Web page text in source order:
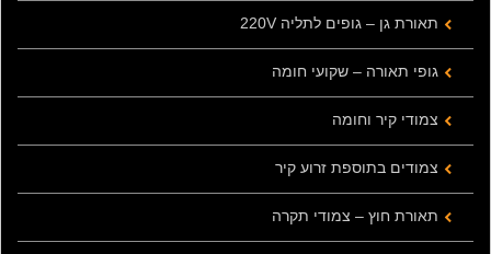
תאורת גן – גופים לתליה 220V
גופי תאורה – שקועי חומה
צמודי קיר וחומה
צמודים בתוספת זרוע קיר
תאורת חוץ – צמודי תקרה